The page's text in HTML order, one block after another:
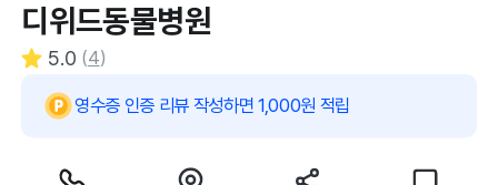
디위드동물병원
5.0 (4)
영수증 인증 리뷰 작성하면 1,000원 적립